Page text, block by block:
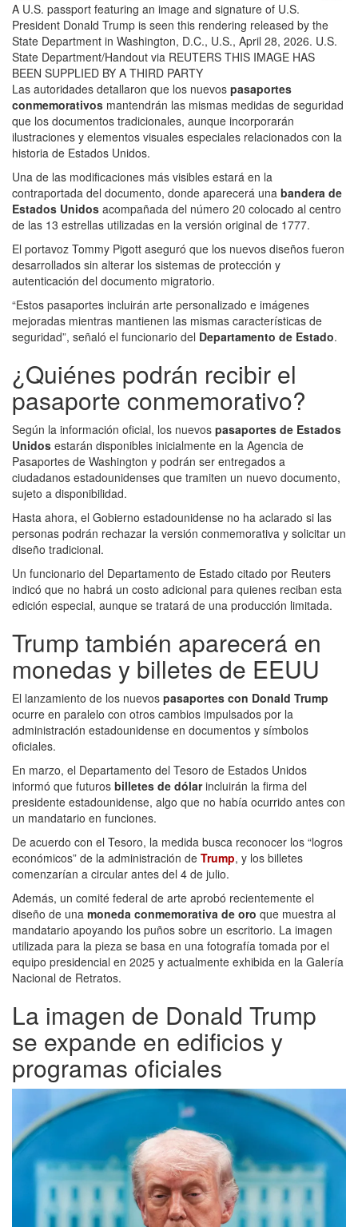
A U.S. passport featuring an image and signature of U.S.
President Donald Trump is seen this rendering released by the
State Department in Washington, D.C., U.S., April 28, 2026. U.S.
State Department/Handout via REUTERS THIS IMAGE HAS
BEEN SUPPLIED BY A THIRD PARTY
Las autoridades detallaron que los nuevos pasaportes
conmemorativos mantendrán las mismas medidas de seguridad
que los documentos tradicionales, aunque incorporarán
ilustraciones y elementos visuales especiales relacionados con la
historia de Estados Unidos.
Una de las modificaciones más visibles estará en la
contraportada del documento, donde aparecerá una bandera de
Estados Unidos acompañada del número 20 colocado al centro
de las 13 estrellas utilizadas en la versión original de 1777.
El portavoz Tommy Pigott aseguró que los nuevos diseños fueron
desarrollados sin alterar los sistemas de protección y
autenticación del documento migratorio.
“Estos pasaportes incluirán arte personalizado e imágenes
mejoradas mientras mantienen las mismas características de
seguridad”, señaló el funcionario del Departamento de Estado.
¿Quiénes podrán recibir el
pasaporte conmemorativo?
Según la información oficial, los nuevos pasaportes de Estados
Unidos estarán disponibles inicialmente en la Agencia de
Pasaportes de Washington y podrán ser entregados a
ciudadanos estadounidenses que tramiten un nuevo documento,
sujeto a disponibilidad.
Hasta ahora, el Gobierno estadounidense no ha aclarado si las
personas podrán rechazar la versión conmemorativa y solicitar un
diseño tradicional.
Un funcionario del Departamento de Estado citado por Reuters
indicó que no habrá un costo adicional para quienes reciban esta
edición especial, aunque se tratará de una producción limitada.
Trump también aparecerá en
monedas y billetes de EEUU
El lanzamiento de los nuevos pasaportes con Donald Trump
ocurre en paralelo con otros cambios impulsados por la
administración estadounidense en documentos y símbolos
oficiales.
En marzo, el Departamento del Tesoro de Estados Unidos
informó que futuros billetes de dólarincluirán la firma del
presidente estadounidense, algo que no había ocurrido antes con
un mandatario en funciones.
De acuerdo con el Tesoro, la medida busca reconocer los “logros
económicos” de la administración de Trump, y los billetes
comenzarían a circular antes del 4 de julio.
Además, un comité federal de arte aprobó recientemente el
diseño de una moneda conmemorativa de oro que muestra al
mandatario apoyando los puños sobre un escritorio. La imagen
utilizada para la pieza se basa en una fotografía tomada por el
equipo presidencial en 2025 y actualmente exhibida en la Galería
Nacional de Retratos.
La imagen de Donald Trump
se expande en edificios y
programas oficiales